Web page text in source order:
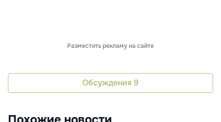
Разместить рекламу на сайте
Обсуждения 9